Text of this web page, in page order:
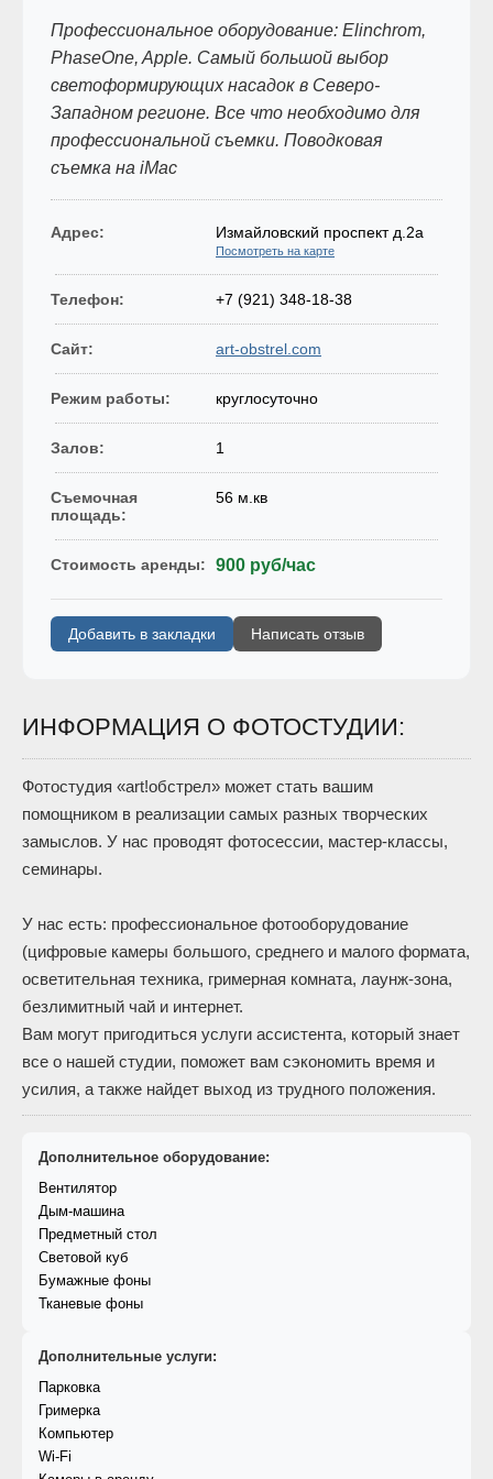
Профессиональное оборудование: Elinchrom,
PhaseOne, Apple. Самый большой выбор
светоформирующих насадок в Северо-
Западном регионе. Все что необходимо для
профессиональной съемки. Поводковая
съемка на iMac
Адрес: Измайловский проспект д.2а
Посмотреть на карте
Телефон: +7 (921) 348-18-38
Сайт: art-obstrel.com
Режим работы: круглосуточно
Залов: 1
Съемочная
площадь:
56 м.кв
Стоимость аренды: 900 руб/час
Добавить в закладки Написать отзыв
ИНФОРМАЦИЯ О ФОТОСТУДИИ:
Фотостудия «art!обстрел» может стать вашим
помощником в реализации самых разных творческих
замыслов. У нас проводят фотосессии, мастер-классы,
семинары.
У нас есть: профессиональное фотооборудование
(цифровые камеры большого, среднего и малого формата,
осветительная техника, гримерная комната, лаунж-зона,
безлимитный чай и интернет.
Вам могут пригодиться услуги ассистента, который знает
все о нашей студии, поможет вам сэкономить время и
усилия, а также найдет выход из трудного положения.
Дополнительное оборудование:
Вентилятор
Дым-машина
Предметный стол
Световой куб
Бумажные фоны
Тканевые фоны
Дополнительные услуги:
Парковка
Гримерка
Компьютер
Wi-Fi